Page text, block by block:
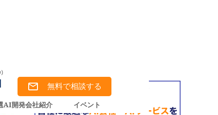
無料で相談する
AI開発会社紹介 イベント